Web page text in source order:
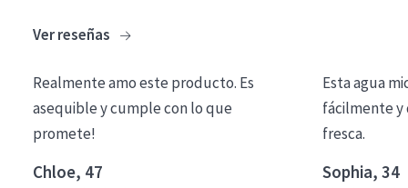
Limpieza
COLECCIÓN
Essentials
Ver reseñas
Realmente amo este producto. Es
asequible y cumple con lo que
promete!
Chloe, 47
Esta agua
fácilmente y
fresca.
Sophia, 34